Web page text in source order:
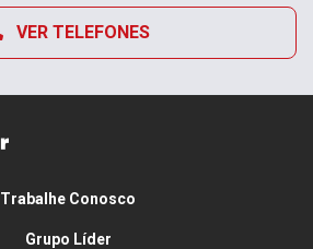
VER TELEFONES
Trabalhe Conosco
Grupo Líder